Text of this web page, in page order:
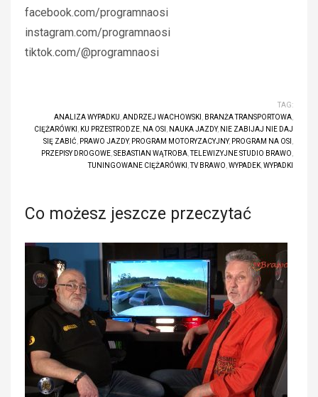
facebook.com/programnaosi
instagram.com/programnaosi
tiktok.com/@programnaosi
TAG:
ANALIZA WYPADKU ANDRZEJ WACHOWSKI BRANŻA TRANSPORTOWA
CIĘŻARÓWKI
KU PRZESTRODZE NA OSI NAUKA JAZDY, NIE ZABIJAJ NIE DAJ
SIĘ ZABIĆ
PRAWO JAZDY, PROGRAM MOTORYZACYJNY, PROGRAM NA OSI
PRZEPISY DROGOWE SEBASTIAN WĄTROBA ,TELEWIZYJNE STUDIO BRAWO
TUNINGOWANE CIĘŻARÓWKI ,TV BRAWO WYPADEK WYPADKI
Co możesz jeszcze przeczytać